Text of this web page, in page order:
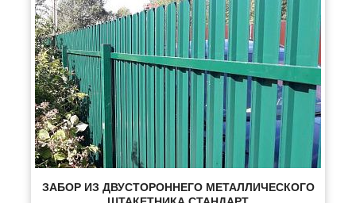
ЗАБОР ИЗ ДВУСТОРОННЕГО МЕТАЛЛИЧЕСКОГО